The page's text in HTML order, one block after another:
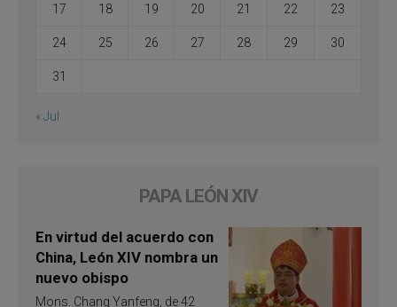
17 18 19 20 21 22 23
24 25 26 27 28 29 30
31
« Jul
PAPA LEÓN XIV
En virtud del acuerdo con
China, León XIV nombra un
nuevo obispo
Mons. Chang Yanfeng, de 42